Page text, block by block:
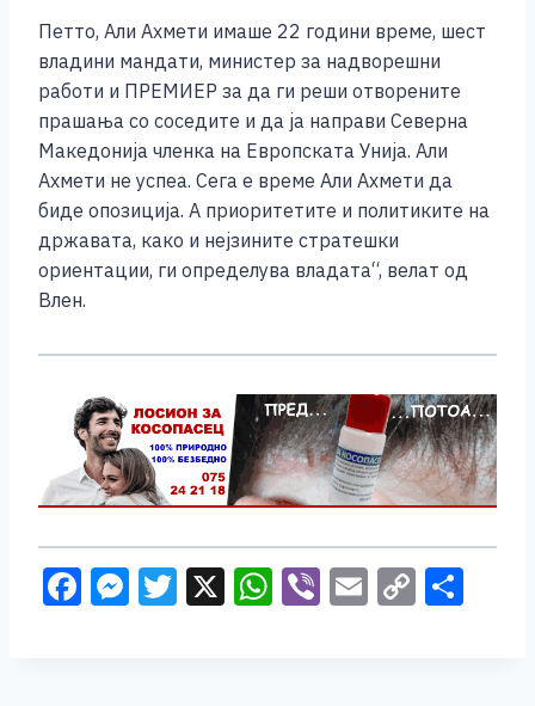
Петто, Али Ахмети имаше 22 години време, шест
владини мандати, министер за надворешни
работи и ПРЕМИЕР за да ги реши отворените
прашања со соседите и да ја направи Северна
Македонија членка на Европската Унија. Али
Ахмети не успеа. Сега е време Али Ахмети да
биде опозиција. А приоритетите и политиките на
државата, како и нејзините стратешки
ориентации, ги определува владата“, велат од
Влен.
F M T X W Vi E C